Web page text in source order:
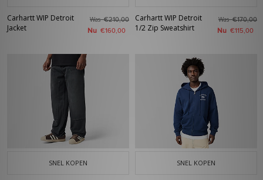
Carhartt WIP Detroit
Jacket
Was€210,00
Nu €160,00
Carhartt WIP Detroit
1/2 Zip Sweatshirt
Was€170,00
Nu €115,00
SNEL KOPEN SNEL KOPEN